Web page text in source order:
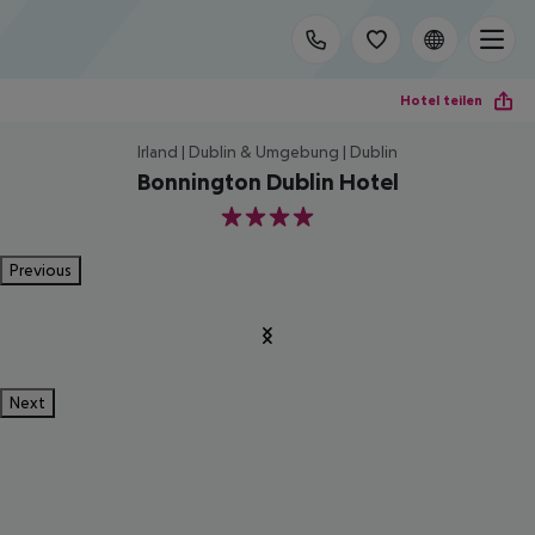
Hotel teilen
Irland | Dublin & Umgebung | Dublin
Bonnington Dublin Hotel
4
Previous
Next